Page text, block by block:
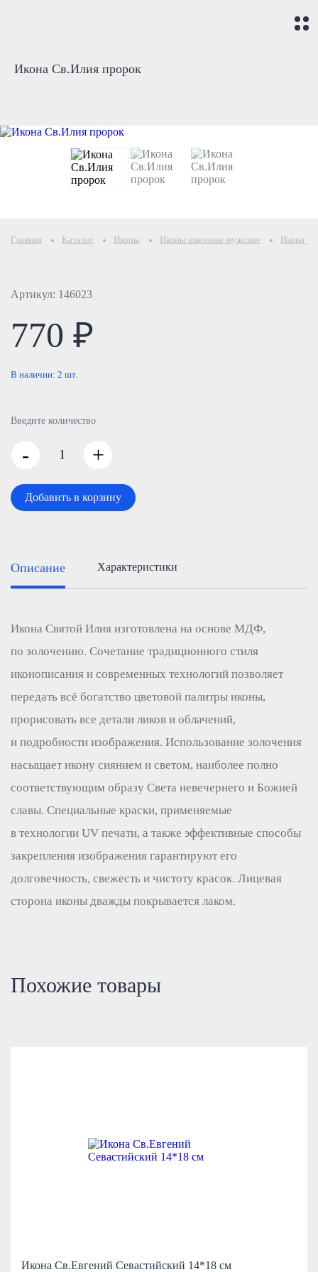
Икона Св.Илия пророк
Главная Каталог Иконы Иконы именные мужские Икона
Артикул: 146023
770 ₽
В наличии: 2 шт.
Введите количество
- +
Добавить в корзину
Описание Характеристики
Икона Святой Илия изготовлена на основе МДФ,
по золочению. Сочетание традиционного стиля
иконописания и современных технологий позволяет
передать всё богатство цветовой палитры иконы,
прорисовать все детали ликов и облачений,
и подробности изображения. Использование золочения
насыщает икону сиянием и светом, наиболее полно
соответствующим образу Света невечернего и Божией
славы. Специальные краски, применяемые
в технологии UV печати, а также эффективные способы
закрепления изображения гарантируют его
долговечность, свежесть и чистоту красок. Лицевая
сторона иконы дважды покрывается лаком.
Похожие товары
Икона Св.Евгений Севастийский 14*18 см